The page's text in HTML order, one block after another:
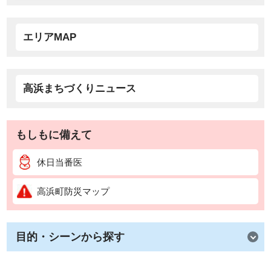
エリアMAP
高浜まちづくりニュース
もしもに備えて
休日当番医
高浜町防災マップ
目的・シーンから探す